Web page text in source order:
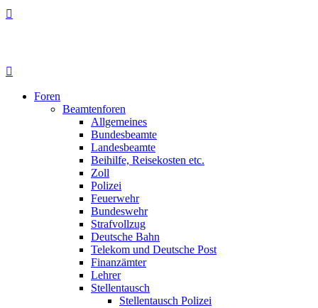
Foren
Beamtenforen
Allgemeines
Bundesbeamte
Landesbeamte
Beihilfe, Reisekosten etc.
Zoll
Polizei
Feuerwehr
Bundeswehr
Strafvollzug
Deutsche Bahn
Telekom und Deutsche Post
Finanzämter
Lehrer
Stellentausch
Stellentausch Polizei